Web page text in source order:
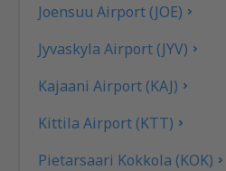
Joensuu Airport (JOE)
Jyvaskyla Airport (JYV)
Kajaani Airport (KAJ)
Kittila Airport (KTT)
Pietarsaari Kokkola (KOK)